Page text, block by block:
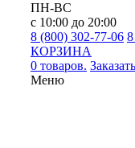
ПН-ВС
с 10:00 до 20:00
8 (800) 302-77-06
КОРЗИНА
0 товаров.
Меню